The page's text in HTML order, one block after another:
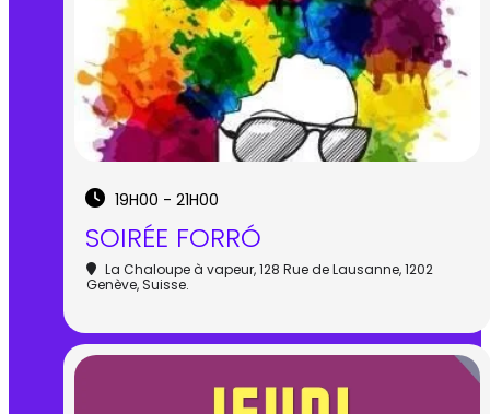
19H00 - 21H00
SOIRÉE FORRÓ
La Chaloupe à vapeur, 128 Rue de Lausanne, 1202
Genève, Suisse.